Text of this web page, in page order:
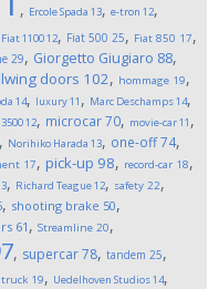
, Ercole Spada 13, e-tron 12,
Fiat 110012, Fiat 500 25, Fiat 850 17,
29, Giorgetto Giugiaro 88,
doors 102, hommage 19,
14, luxury11 , Marc Deschamps14,
12, microcar70, movie-car11 ,
, Norihiko Harada 13, one-off74,
17, pick-up 98, record-car 18,
, Richard Teague12, safety 22,
, shooting brake 50,
61 , Streamline 20,
, supercar78, tandem 25,
truck 19, Uedelhoven Studios14,